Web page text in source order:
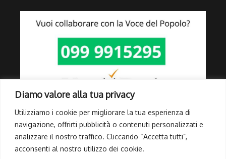
Diamo valore alla tua privacy
Utilizziamo i cookie per migliorare la tua esperienza di
navigazione, offrirti pubblicità o contenuti personalizzati e
analizzare il nostro traffico. Cliccando “Accetta tutti”,
acconsenti al nostro utilizzo dei cookie.
Link Utili